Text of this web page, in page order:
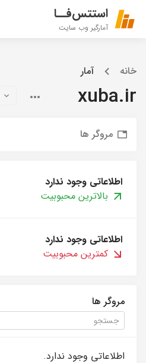
استتس‌فــا
آمارگیر وب سایت
خانه آمار
xuba.ir
مروگر ها
اطلاعاتی وجود ندارد
بالاترین محبوبیت
اطلاعاتی وجود ندارد
کمترین محبوبیت
مروگر ها
اطلاعاتی وجود ندارد.